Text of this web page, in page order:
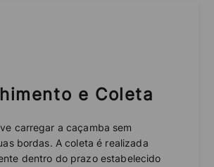
e Coleta
carregar a caçamba sem
bordas. A coleta é realizada
dentro do prazo estabelecido